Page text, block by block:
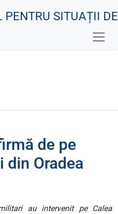
de pe
din Oradea
au intervenit pe Calea